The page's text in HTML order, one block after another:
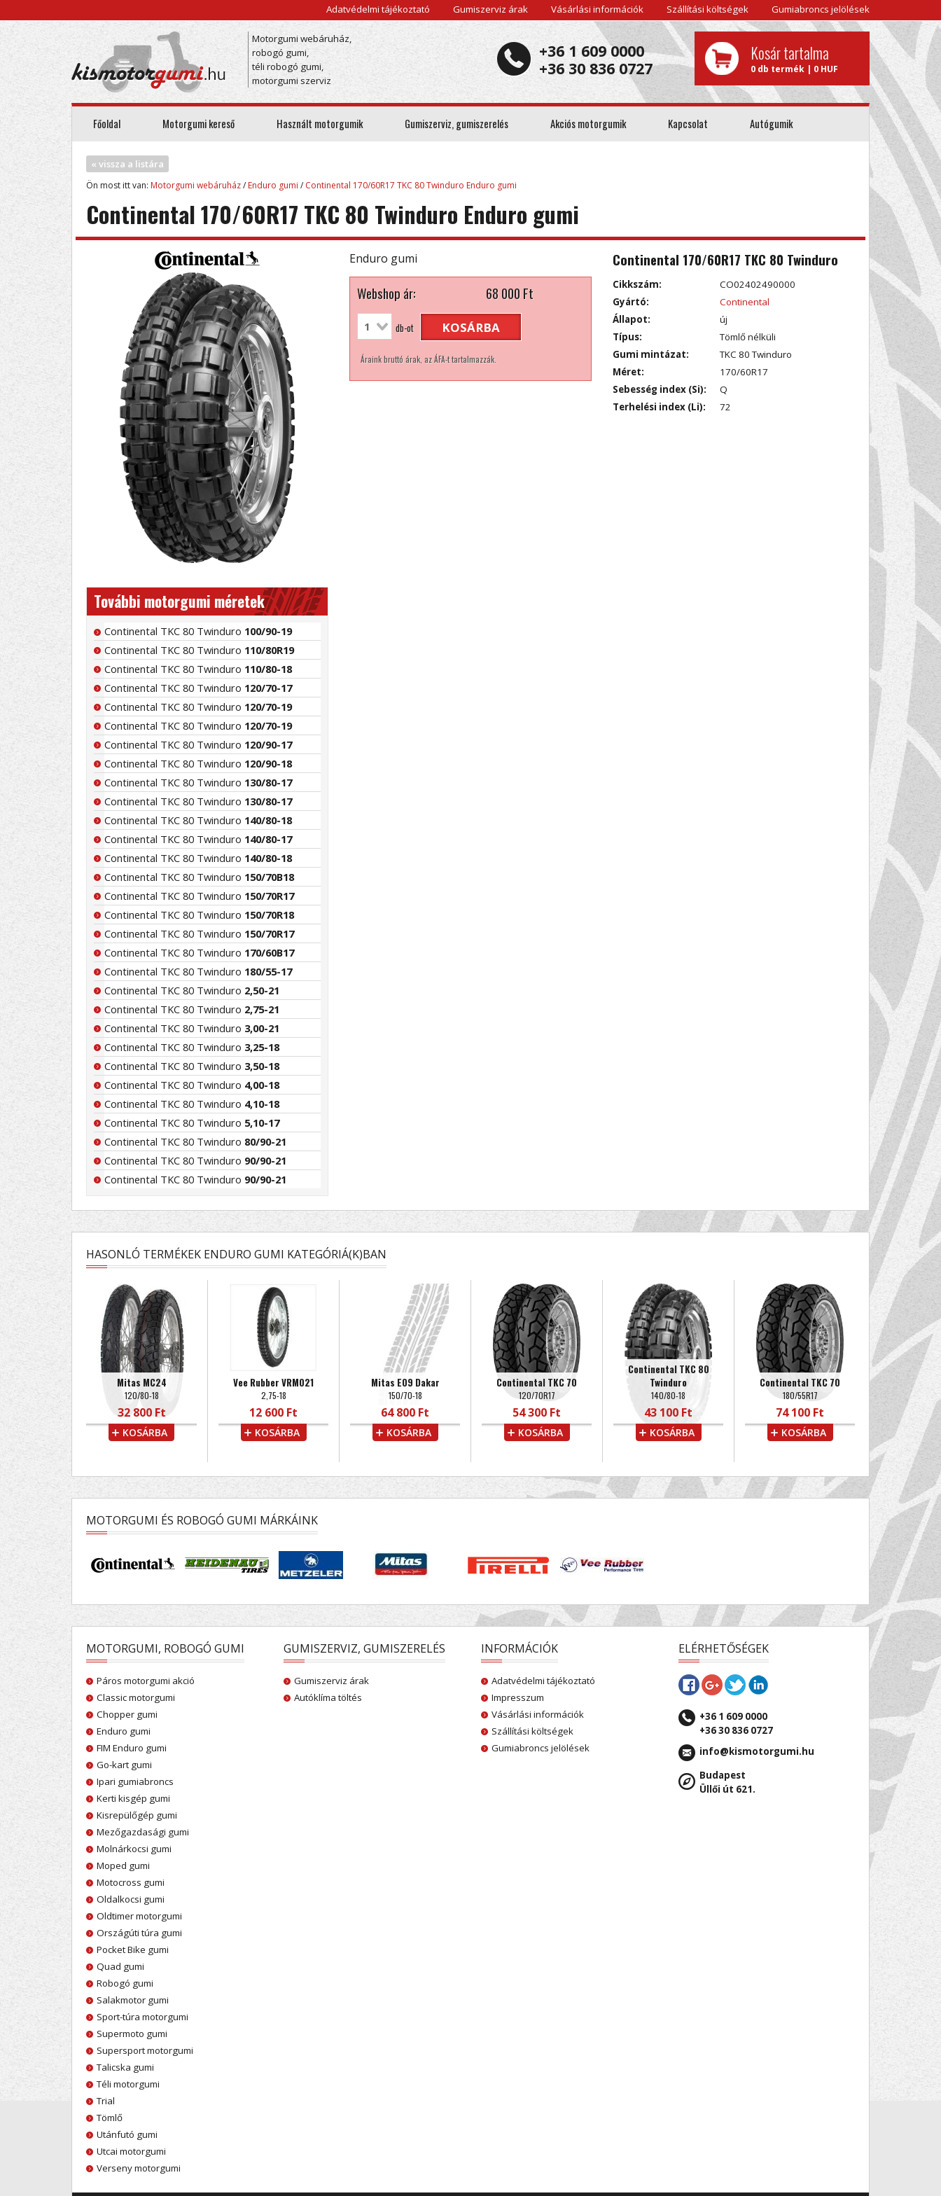
Adatvédelmi tájékoztató Gumiszerviz árak Vásárlási információk Szállítási költségek Gumiabroncs jelölések
Motorgumi webáruház,
robogó gumi,
téli robogó gumi,
motorgumi szerviz
Kosár tartalma
0 db termék | 0 HUF
+36 1 609 0000
+36 30 836 0727
Főoldal Motorgumi kereső Használt motorgumik Gumiszerviz, gumiszerelés Akciós motorgumik Kapcsolat Autógumik
« vissza a listára
Ön most itt van: Motorgumi webáruház/ Enduro gumi / Continental 170/60R17 TKC 80 Twinduro Enduro gumi
Continental 170/60R17 TKC 80 Twinduro Enduro gumi
További motorgumi méretek
Continental TKC 80 Twinduro 100/90-19
Continental TKC 80 Twinduro 110/80R19
Continental TKC 80 Twinduro 110/80-18
Continental TKC 80 Twinduro 120/70-17
Continental TKC 80 Twinduro 120/70-19
Continental TKC 80 Twinduro 120/70-19
Continental TKC 80 Twinduro 120/90-17
Continental TKC 80 Twinduro 120/90-18
Continental TKC 80 Twinduro 130/80-17
Continental TKC 80 Twinduro 130/80-17
Continental TKC 80 Twinduro 140/80-18
Continental TKC 80 Twinduro 140/80-17
Continental TKC 80 Twinduro 140/80-18
Continental TKC 80 Twinduro 150/70B18
Continental TKC 80 Twinduro 150/70R17
Continental TKC 80 Twinduro 150/70R18
Continental TKC 80 Twinduro 150/70R17
Continental TKC 80 Twinduro 170/60B17
Continental TKC 80 Twinduro 180/55-17
Continental TKC 80 Twinduro 2,50-21
Continental TKC 80 Twinduro 2,75-21
Continental TKC 80 Twinduro 3,00-21
Continental TKC 80 Twinduro 3,25-18
Continental TKC 80 Twinduro 3,50-18
Continental TKC 80 Twinduro 4,00-18
Continental TKC 80 Twinduro 4,10-18
Continental TKC 80 Twinduro 5,10-17
Continental TKC 80 Twinduro 80/90-21
Continental TKC 80 Twinduro 90/90-21
Continental TKC 80 Twinduro 90/90-21
Enduro gumi
Webshop ár: 68 000Ft
db-ot KOSÁRBA
Áraink bruttó árak, az ÁFA-t tartalmazzák.
Continental 170/60R17 TKC 80 Twinduro
Cikkszám:
CO02402490000
Gyártó:
Continental
Állapot:
új
Típus:
Tömlő nélküli
Gumi mintázat:
TKC 80 Twinduro
Méret:
170/60R17
Sebesség index (Si):
Q
Terhelési index (Li):
72
HASONLÓ TERMÉKEK ENDURO GUMI KATEGÓRIÁ(K)BAN
Mitas MC24
120/80-18
32 800 Ft
KOSÁRBA
Vee Rubber VRM021
2,75-18
12 600 Ft
KOSÁRBA
Mitas E09 Dakar
150/70-18
64 800 Ft
KOSÁRBA
Continental TKC 70
120/70R17
54 300 Ft
KOSÁRBA
Continental TKC 80
Twinduro
140/80-18
43 100 Ft
KOSÁRBA
Continental TKC 70
180/55R17
74 100 Ft
KOSÁRBA
MOTORGUMI ÉS ROBOGÓ GUMI MÁRKÁINK
MOTORGUMI, ROBOGÓ GUMI
Páros motorgumi akció
Classic motorgumi
Chopper gumi
Enduro gumi
FIM Enduro gumi
Go-kart gumi
Ipari gumiabroncs
Kerti kisgép gumi
Kisrepülőgép gumi
Mezőgazdasági gumi
Molnárkocsi gumi
Moped gumi
Motocross gumi
Oldalkocsi gumi
Oldtimer motorgumi
Országúti túra gumi
Pocket Bike gumi
Quad gumi
Robogó gumi
Salakmotor gumi
Sport-túra motorgumi
Supermoto gumi
Supersport motorgumi
Talicska gumi
Téli motorgumi
Trial
Tömlő
Utánfutó gumi
Utcai motorgumi
Verseny motorgumi
GUMISZERVIZ, GUMISZERELÉS
Gumiszerviz árak
Autóklíma töltés
INFORMÁCIÓK
Adatvédelmi tájékoztató
Impresszum
Vásárlási információk
Szállítási költségek
Gumiabroncs jelölések
ELÉRHETŐSÉGEK
+36 1 609 0000
+36 30 836 0727
info@kismotorgumi.hu
Budapest
Üllői út 621.